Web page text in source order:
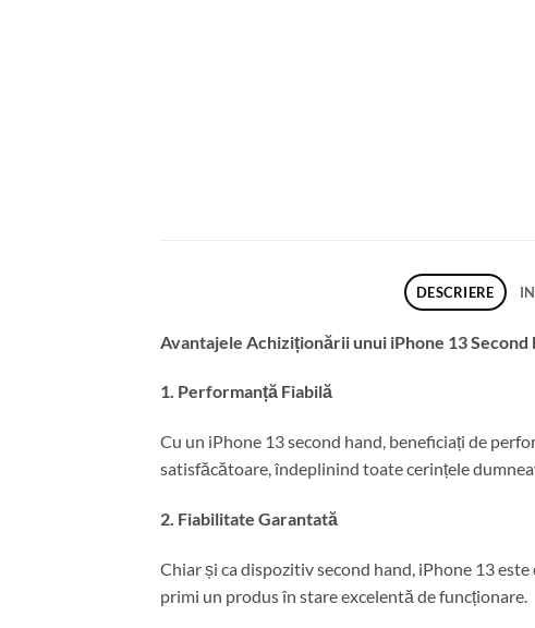
DESCRIERE
Avantajele Achiziționării unui iPhone 13 Second
1. Performanță Fiabilă
Cu un iPhone 13 second hand, beneficiați de
satisfăcătoare, îndeplinind toate cerințele
2. Fiabilitate Garantată
Chiar și ca dispozitiv second hand, iPhone 13
primi un produs în stare excelentă de funcționare.